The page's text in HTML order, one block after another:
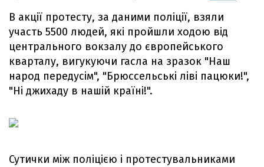
В акції протесту, за даними поліції, взяли
участь 5500 людей, які пройшли ходою від
центрального вокзалу до європейського
кварталу, вигукуючи гасла на зразок "Наш
народ передусім", "Брюссельські ліві пацюки!",
"Ні джихаду в нашій країні!".
Сутички між поліцією і протестувальниками